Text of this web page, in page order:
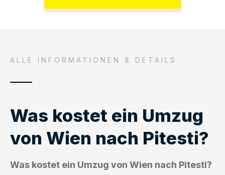
ALLE INFORMATIONEN & DETAILS
Was kostet ein Umzug
von Wien nach Pitesti?
Was kostet ein Umzug von Wien nach Pitesti?